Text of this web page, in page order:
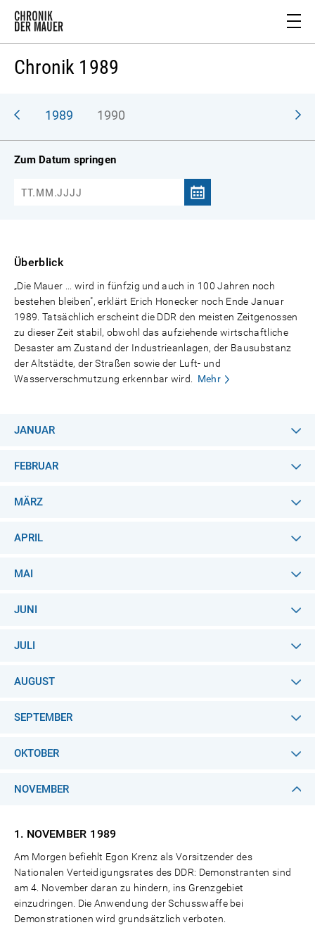
Chronik 1989
1989 1990
Zum Datum springen
Überblick
„Die Mauer ... wird in fünfzig und auch in 100 Jahren noch
bestehen bleiben", erklärt Erich Honecker noch Ende Januar
1989. Tatsächlich erscheint die DDR den meisten Zeitgenossen
zu dieser Zeit stabil, obwohl das aufziehende wirtschaftliche
Desaster am Zustand der Industrieanlagen, der Bausubstanz
der Altstädte, der Straßen sowie der Luft- und
Wasserverschmutzung erkennbar wird.
Mehr
JANUAR
FEBRUAR
MÄRZ
APRIL
MAI
JUNI
JULI
AUGUST
SEPTEMBER
OKTOBER
NOVEMBER
1. NOVEMBER 1989
Am Morgen befiehlt Egon Krenz als Vorsitzender des
Nationalen Verteidigungsrates des DDR: Demonstranten sind
am 4. November daran zu hindern, ins Grenzgebiet
einzudringen. Die Anwendung der Schusswaffe bei
Demonstrationen wird grundsätzlich verboten.